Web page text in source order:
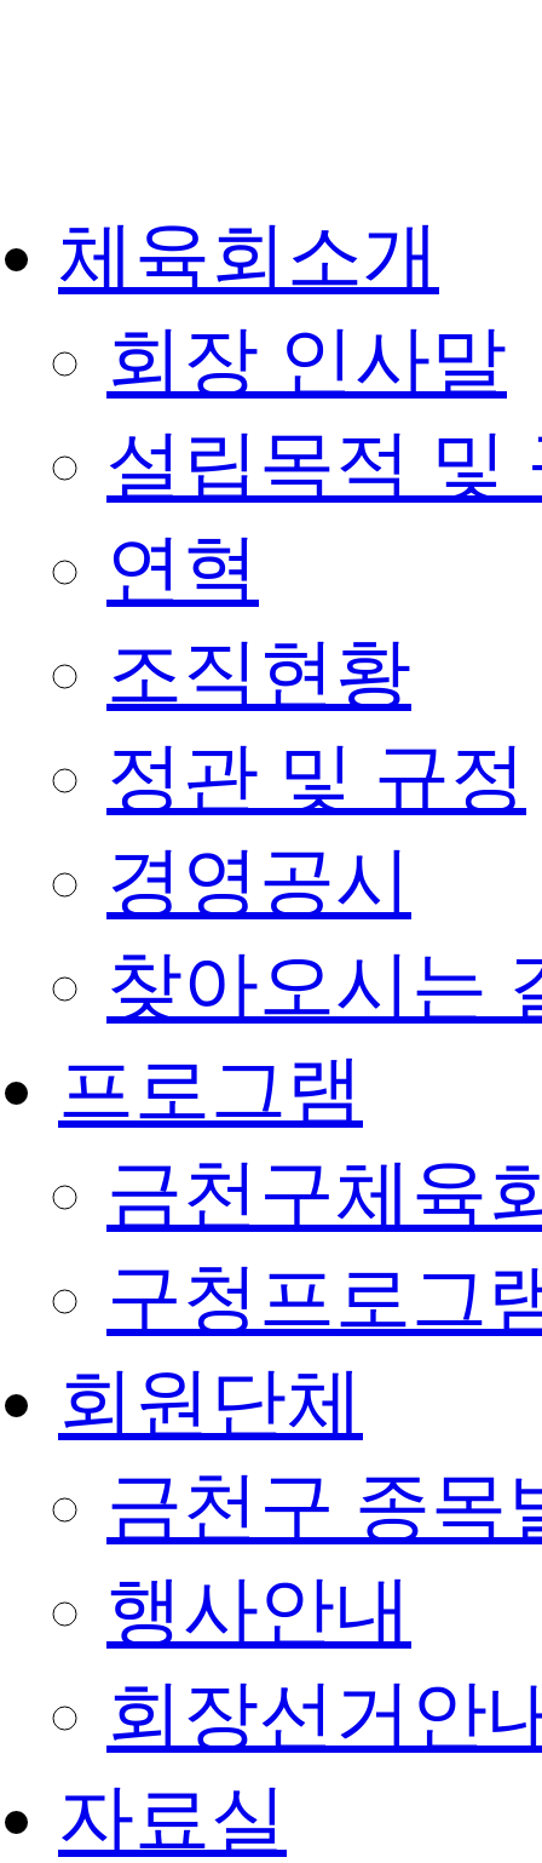
체육회소개
회장 인사말
설립목적 및
연혁
조직현황
정관 및 규정
경영공시
찾아오시는
프로그램
금천구체육
구청프로그
회원단체
금천구 종목
행사안내
회장선거안
자료실